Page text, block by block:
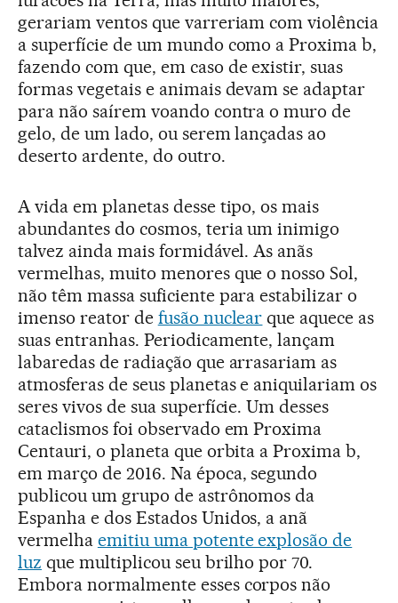
gerariam ventos que varreriam com violência
a superfície de um mundo como a Proxima b,
fazendo com que, em caso de existir, suas
formas vegetais e animais devam se adaptar
para não saírem voando contra o muro de
gelo, de um lado, ou serem lançadas ao
deserto ardente, do outro.
A vida em planetas desse tipo, os mais
abundantes do cosmos, teria um inimigo
talvez ainda mais formidável. As anãs
vermelhas, muito menores que o nosso Sol,
não têm massa suficiente para estabilizar o
imenso reator de fusão nuclear que aquece as
suas entranhas. Periodicamente, lançam
labaredas de radiação que arrasariam as
atmosferas de seus planetas e aniquilariam os
seres vivos de sua superfície. Um desses
cataclismos foi observado em Proxima
Centauri, o planeta que orbita a Proxima b,
em março de 2016. Na época, segundo
publicou um grupo de astrônomos da
Espanha e dos Estados Unidos, a anã
vermelha emitiu uma potente explosão de
luz que multiplicou seu brilho por 70.
Embora normalmente esses corpos não